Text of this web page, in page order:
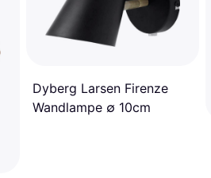
Dyberg Larsen Firenze
Wandlampe ∅ 10cm